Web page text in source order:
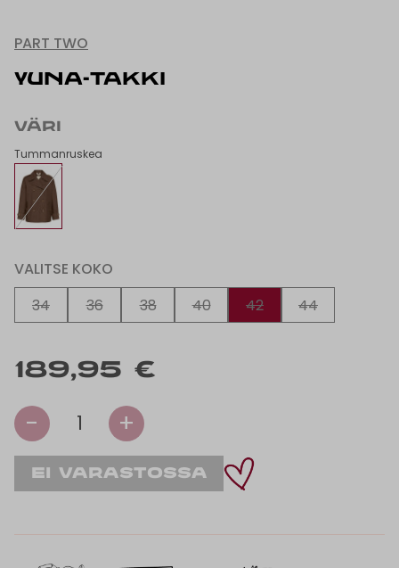
PART TWO
YUNA-TAKKI
VÄRI
Tummanruskea
VALITSE KOKO
34
36 38 40 42 44
189,95 €
- 1 +